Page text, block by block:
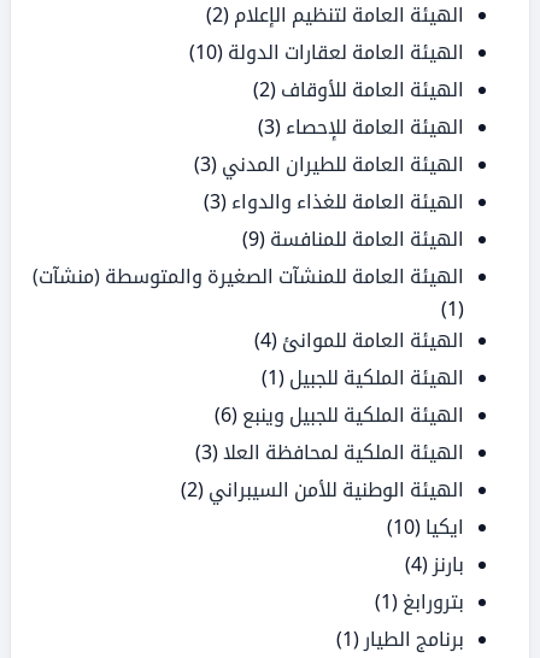
الهيئة العامة لتنظيم الإعلام (2)
الهيئة العامة لعقارات الدولة (10)
الهيئة العامة للأوقاف (2)
الهيئة العامة للإحصاء (3)
الهيئة العامة للطيران المدني (3)
الهيئة العامة للغذاء والدواء (3)
الهيئة العامة للمنافسة (9)
الهيئة العامة للمنشآت الصغيرة والمتوسطة (منشآت)
(1)
الهيئة العامة للموانئ (4)
الهيئة الملكية للجبيل (1)
الهيئة الملكية للجبيل وينبع (6)
الهيئة الملكية لمحافظة العلا(3)
الهيئة الوطنية للأمن السيبراني (2)
ايكيا (10)
بارنز (4)
بترورابغ (1)
برنامج الطيار (1)